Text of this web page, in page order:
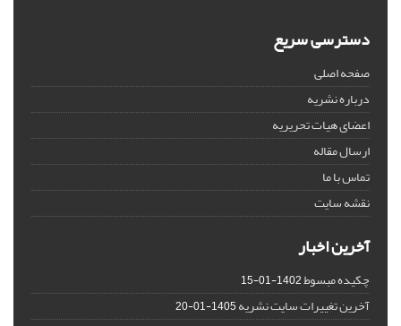
دسترسی سریع
صفحه اصلی
درباره نشریه
اعضای هیات تحریریه
ارسال مقاله
تماس با ما
نقشه سایت
آخرین اخبار
چکیده مبسوط1402-01-15
آخرین تغییرات سایت نشریه1405-01-20